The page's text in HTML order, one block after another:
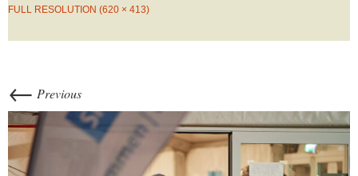
FULL RESOLUTION (620 × 413)
← Previous